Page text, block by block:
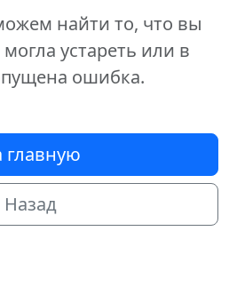
найти то, что вы
устареть или в
ошибка.
главную
Назад